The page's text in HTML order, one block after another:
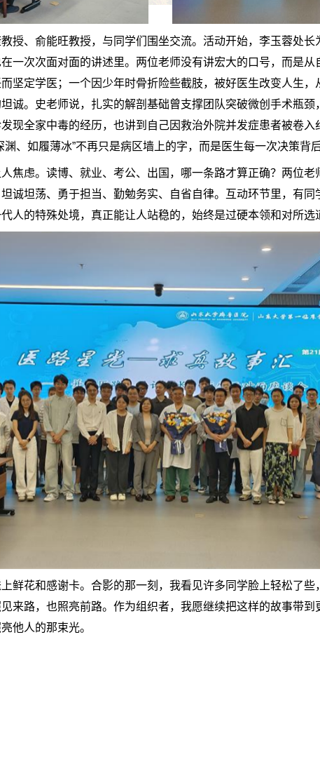
授、俞能旺教授，与同学们围坐交流。活动开始，李玉蓉处长
一次次面对面的讲述里。两位老师没有讲宏大的口号，而是
坚定学医；一个因少年时骨折险些截肢，被好医生改变人生，
诚。史老师说，扎实的解剖基础曾支撑团队突破微创手术瓶颈
现全家中毒的经历，也讲到自己因救治外院并发症患者被卷
、如履薄冰”不再只是病区墙上的字，而是医生每一次决策背
焦虑。读博、就业、考公、出国，哪一条路才算正确？两位
诚坦荡、勇于担当、勤勉务实、自省自律。互动环节里，有
人的特殊处境，真正能让人站稳的，始终是过硬本领和对所选
鲜花和感谢卡。合影的那一刻，我看见许多同学脸上轻松了
来路，也照亮前路。作为组织者，我愿继续把这样的故事带到
他人的那束光。